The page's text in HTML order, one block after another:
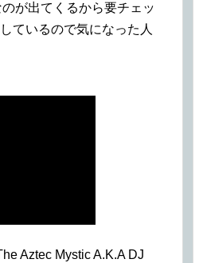
が出てくるから要チェッ
ているので気になった人
Aztec Mystic A.K.A DJ